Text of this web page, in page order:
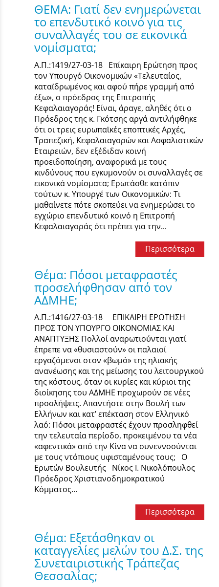
ΘΕΜΑ: Γιατί δεν ενημερώνεται
το επενδυτικό κοινό για τις
συναλλαγές του σε εικονικά
νομίσματα;
Α.Π.:1419/27-03-18 Επίκαιρη Ερώτηση προς
τον Υπουργό Οικονομικών «Τελευταίος,
καταϊδρωμένος και αφού πήρε γραμμή από
έξω», ο πρόεδρος της Επιτροπής
Κεφαλαιαγοράς! Είναι, άραγε, αληθές ότι ο
Πρόεδρος της κ. Γκότσης αργά αντιλήφθηκε
ότι οι τρεις ευρωπαϊκές εποπτικές Αρχές,
Τραπεζική, Κεφαλαιαγορών και Ασφαλιστικών
Εταιρειών, δεν εξέδιδαν κοινή
προειδοποίηση, αναφορικά με τους
κινδύνους που εγκυμονούν οι συναλλαγές σε
εικονικά νομίσματα; Ερωτάσθε κατόπιν
τούτων κ. Υπουργέ των Οικονομικών: Τι
μαθαίνετε πότε σκοπεύει να ενημερώσει το
εγχώριο επενδυτικό κοινό η Επιτροπή
Κεφαλαιαγοράς ότι πρέπει για την...
Περισσότερα
Θέμα: Πόσοι μεταφραστές
προσελήφθησαν από τον
ΑΔΜΗΕ;
Α.Π.:1416/27-03-18 ΕΠΙΚΑΙΡΗ ΕΡΩΤΗΣΗ
ΠΡΟΣ ΤΟΝ ΥΠΟΥΡΓΟ ΟΙΚΟΝΟΜΙΑΣ ΚΑΙ
ΑΝΑΠΤΥΞΗΣ Πολλοί αναρωτιούνται γιατί
έπρεπε να «θυσιαστούν» οι παλαιοί
εργαζόμενοι στον «βωμό» της ηλιακής
ανανέωσης και της μείωσης του λειτουργικού
της κόστους, όταν οι κυρίες και κύριοι της
διοίκησης του ΑΔΜΗΕ προχωρούν σε νέες
προσλήψεις. Απαντήστε στην Βουλή των
Ελλήνων και κατ’ επέκταση στον Ελληνικό
λαό: Πόσοι μεταφραστές έχουν προσληφθεί
την τελευταία περίοδο, προκειμένου τα νέα
«αφεντικά» από την Κίνα να συνεννοούνται
με τους ντόπιους υφισταμένους τους; Ο
Ερωτών Βουλευτής Νίκος Ι. Νικολόπουλος
Πρόεδρος Χριστιανοδημοκρατικού
Κόμματος...
Περισσότερα
Θέμα: Εξετάσθηκαν οι
καταγγελίες μελών του Δ.Σ. της
Συνεταιριστικής Τράπεζας
Θεσσαλίας;